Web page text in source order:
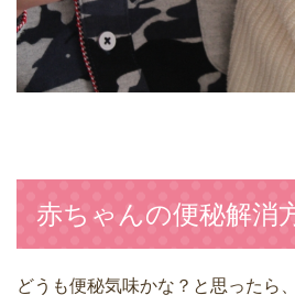
赤ちゃんの便秘解消
どうも便秘気味かな？と思ったら